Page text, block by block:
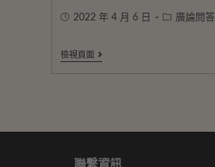
2022 年 4 月 6 日 廣論問答
檢視頁面
聯繫資訊